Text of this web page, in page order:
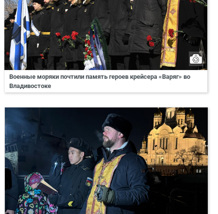
Военные моряки почтили память героев крейсера «Варяг» во
Владивостоке